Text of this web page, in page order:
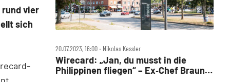
vier
sich
20.07.2023, 16:00 ‧ Nikolas Kessler
Wirecard: „Jan, du musst in die
Philippinen fliegen“ – Ex‑Chef Braun